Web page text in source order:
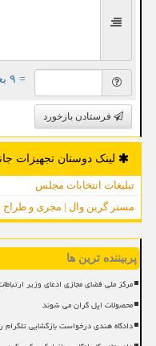
= ۹ بعلاوه ۴
فرستادن بازخورد
لینک دوستان تجهیزات
تبلیغات انتخابات مجلس
مستر گرین وال | مجری و طراح
پربیننده ترین ها
مرکز ملی فضای مجازی ادعای وزیر
محصولات اپل گران می شوند
دادگاه هندی درخواست بازگشایی تلگرام